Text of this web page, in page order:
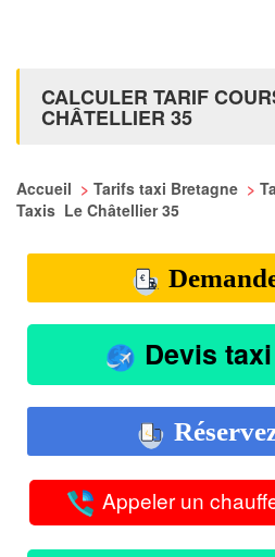
CALCULER TARIF
CHÂTELLIER 35
Accueil > Tarifs taxi Bretagne >
Taxis Le Châtellier 35
Devis
Appeler un